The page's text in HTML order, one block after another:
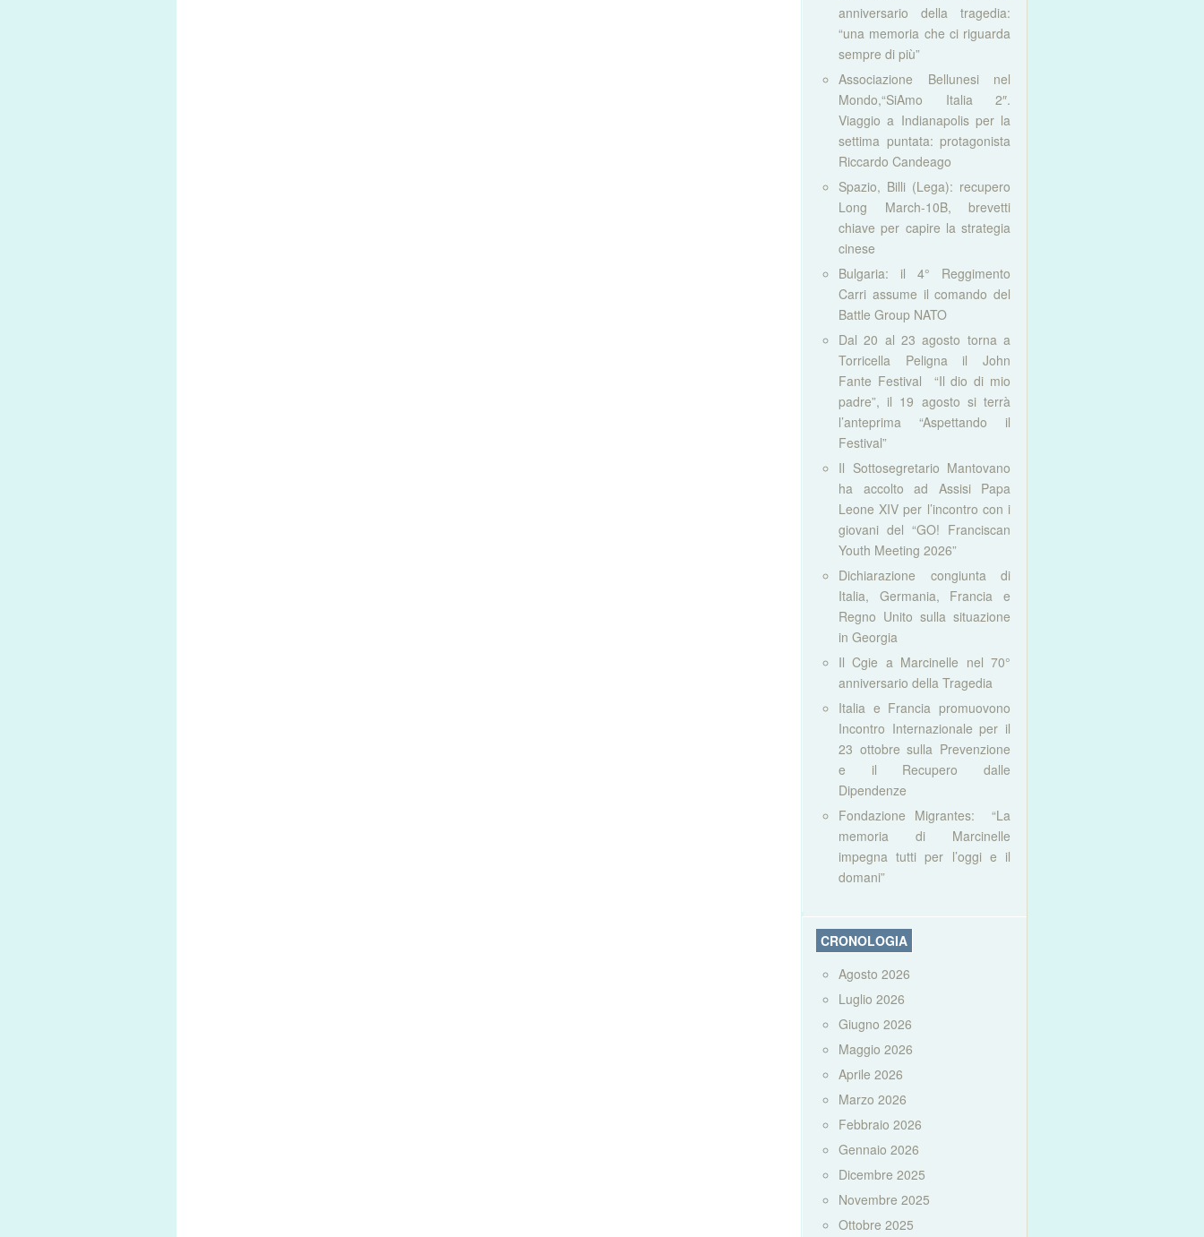
anniversario della tragedia:
“una memoria che ci riguarda
sempre di più”
Associazione Bellunesi nel
Mondo,“SiAmo Italia 2″.
Viaggio a Indianapolis per la
settima puntata: protagonista
Riccardo Candeago
Spazio, Billi (Lega): recupero
Long March-10B, brevetti
chiave per capire la strategia
cinese
Bulgaria: il 4° Reggimento
Carri assume il comando del
Battle Group NATO
Dal 20 al 23 agosto torna a
Torricella Peligna il John
Fante Festival “Il dio di mio
padre”, il 19 agosto si terrà
l’anteprima “Aspettando il
Festival”
Il Sottosegretario Mantovano
ha accolto ad Assisi Papa
Leone XIV per l’incontro con i
giovani del “GO! Franciscan
Youth Meeting 2026”
Dichiarazione congiunta di
Italia, Germania, Francia e
Regno Unito sulla situazione
in Georgia
Il Cgie a Marcinelle nel 70°
anniversario della Tragedia
Italia e Francia promuovono
Incontro Internazionale per il
23 ottobre sulla Prevenzione
e il Recupero dalle
Dipendenze
Fondazione Migrantes: “La
memoria di Marcinelle
impegna tutti per l’oggi e il
domani”
CRONOLOGIA
Agosto 2026
Luglio 2026
Giugno 2026
Maggio 2026
Aprile 2026
Marzo 2026
Febbraio 2026
Gennaio 2026
Dicembre 2025
Novembre 2025
Ottobre 2025